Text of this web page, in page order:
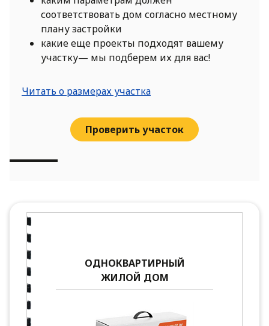
соответствовать дом согласно местному
плану застройки
какие еще проекты подходят вашему
участку— мы подберем их для вас!
Читать о размерах участка
Проверить участок
ОДНОКВАРТИРНЫЙ
ЖИЛОЙ ДОМ